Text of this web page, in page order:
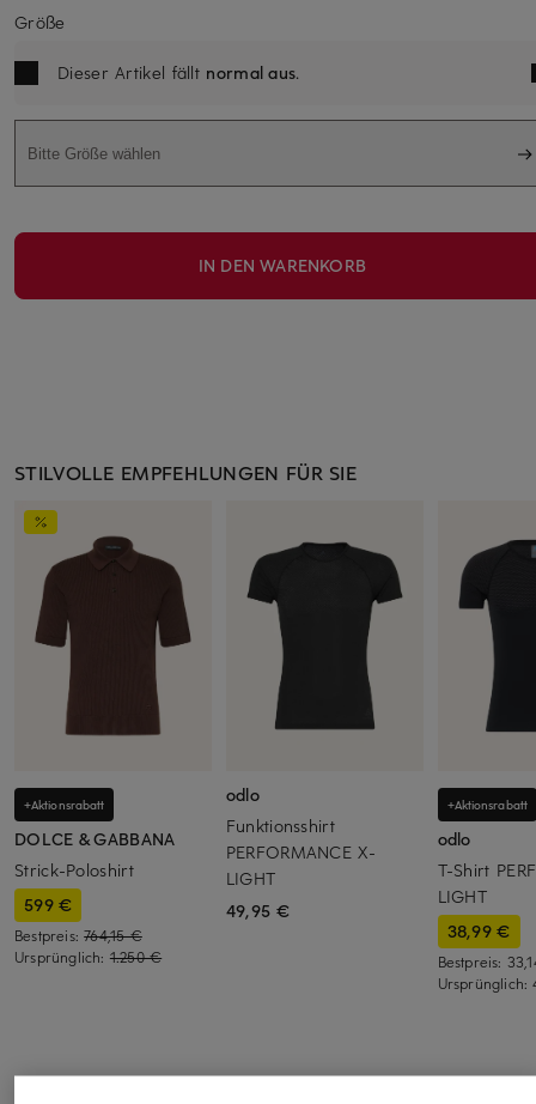
Größe
Dieser Artikel fällt normal aus.
Bitte Größe wählen
IN DEN WARENKORB
STILVOLLE EMPFEHLUNGEN FÜR SIE
+Aktionsrabatt
DOLCE & GABBANA
Strick-Poloshirt
599 €
Bestpreis:764,15 €
Ursprünglich: 1.250 €
odlo
Funktionsshirt
PERFORMANCE X-
LIGHT
49,95 €
+Aktionsrabatt
odlo
T-Shirt
LIGHT
38,99 €
Bestpreis:
Ursprünglich: